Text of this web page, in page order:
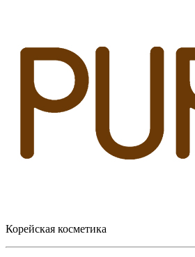
Корейская косметика